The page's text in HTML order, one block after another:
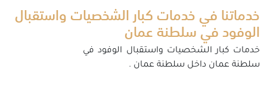
خدماتنا في خدمات كبار الشخصيات واستقبال
الوفود في سلطنة عمان
خدمات كبار الشخصيات واستقبال الوفود في
سلطنة عمان داخل سلطنة عمان .